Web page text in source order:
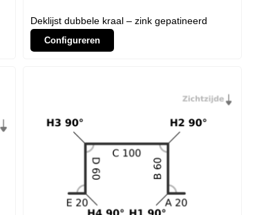
Deklijst dubbele kraal – zink gepatineerd
Configureren